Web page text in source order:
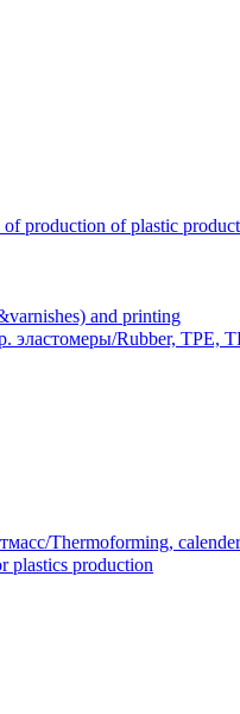
production of plastic
and printing
Rubber, TPE,
Thermoforming,
plastics production